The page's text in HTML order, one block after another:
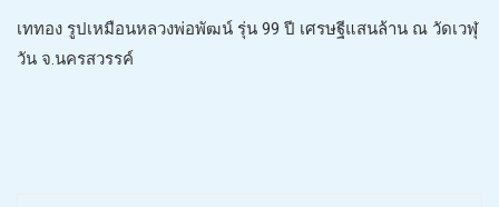
เททอง รูปเหมือนหลวงพ่อพัฒน์ รุ่น 99 ปี เศรษฐีแสนล้าน ณ วัดเวฬุ
วัน จ.นครสวรรค์